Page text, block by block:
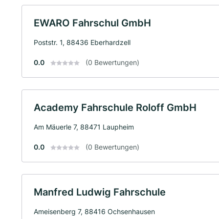
EWARO Fahrschul GmbH
Poststr. 1, 88436 Eberhardzell
0.0 (0 Bewertungen)
Academy Fahrschule Roloff GmbH
Am Mäuerle 7, 88471 Laupheim
0.0 (0 Bewertungen)
Manfred Ludwig Fahrschule
Ameisenberg 7, 88416 Ochsenhausen